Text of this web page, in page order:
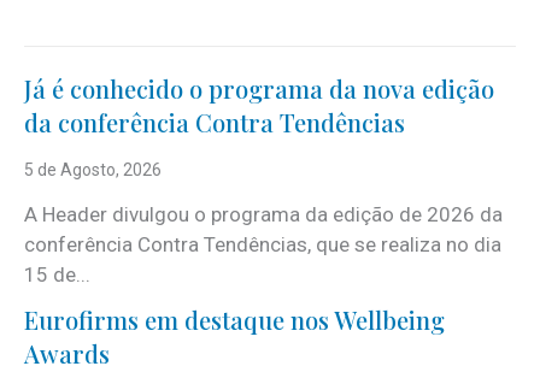
Já é conhecido o programa da nova edição
da conferência Contra Tendências
5 de Agosto, 2026
A Header divulgou o programa da edição de 2026 da
conferência Contra Tendências, que se realiza no dia
15 de...
Eurofirms em destaque nos Wellbeing
Awards